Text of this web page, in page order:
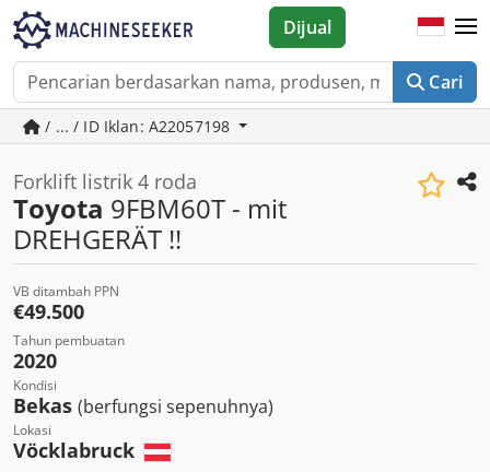
Cari
Dijual
/ ... / ID Iklan: A22057198
Forklift listrik 4 roda
Toyota 9FBM60T - mit
DREHGERÄT !!
VB ditambah PPN
€49.500
Tahun pembuatan
2020
Kondisi
Bekas (berfungsi sepenuhnya)
Lokasi
Vöcklabruck